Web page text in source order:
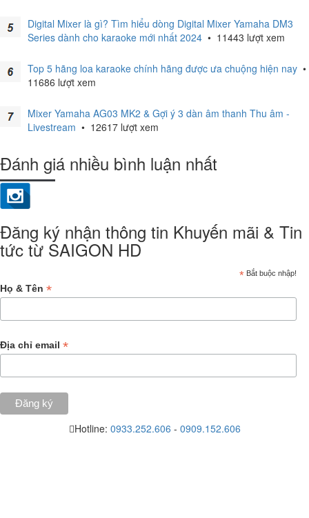
Digital Mixer là gì? Tìm hiểu dòng Digital Mixer Yamaha DM3
Series dành cho karaoke mới nhất 2024 • 11443 lượt xem
Top 5 hãng loa karaoke chính hãng được ưa chuộng hiện nay •
11686 lượt xem
Mixer Yamaha AG03 MK2 & Gợi ý 3 dàn âm thanh Thu âm -
Livestream • 12617 lượt xem
Đánh giá nhiều bình luận nhất
Đăng ký nhận thông tin Khuyến mãi & Tin
tức từ SAIGON HD
* Bắt buộc nhập!
Họ & Tên *
Địa chỉ email *
Hotline: 0933.252.606 - 0909.152.606